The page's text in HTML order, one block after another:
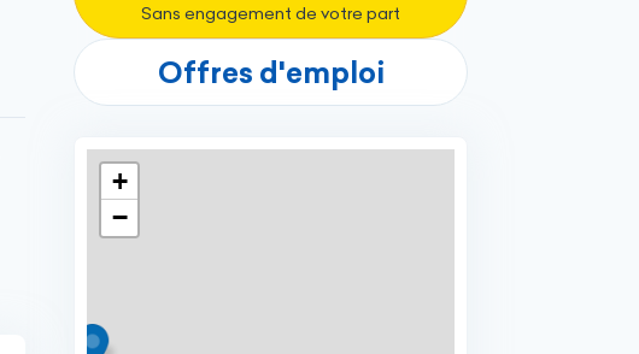
Sans engagement de votre part
Offres d'emploi
+
−